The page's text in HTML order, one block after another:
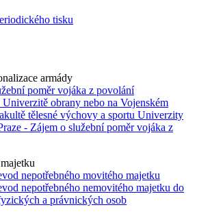
tisku
armády
poměr vojáka z povolání
Univerzitě obrany nebo na Vojenském
tělesné výchovy a sportu Univerzity
- Zájem o služební poměr vojáka z
nepotřebného movitého majetku
nepotřebného nemovitého majetku do
a právnických osob